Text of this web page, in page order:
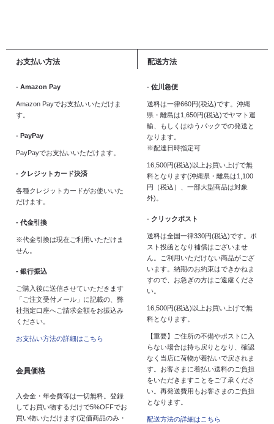
お支払い方法
- Amazon Pay
Amazon Payでお支払いいただけま
す。
- PayPay
PayPayでお支払いいただけます。
- クレジットカード決済
各種クレジットカードがお使いいた
だけます。
- 代金引換
※代金引換は現在ご利用いただけま
せん。
- 銀行振込
ご購入後に送信させていただきます
「ご注文受付メール」に記載の、弊
社指定口座へご請求金額をお振込み
ください。
お支払い方法の詳細はこちら
会員価格
入会金・年会費等は一切無料。登録
してお買い物するだけで5%OFFでお
買い物いただけます(定価商品のみ・
配送方法
- 佐川急便
送料は一律660円(税込)です。沖縄
県・離島は1,650円(税込)でヤマト運
輸、もしくはゆうパックでの発送と
なります。
※配達日時指定可
16,500円(税込)以上お買い上げで無
料となります(沖縄県・離島は1,100
円（税込）、一部大型商品は対象
外)。
- クリックポスト
送料は全国一律330円(税込)です。ポ
スト投函となり補償はございませ
ん。ご利用いただけない商品がござ
います。納期のお約束はできかねま
すので、お急ぎの方はご遠慮くださ
い。
16,500円(税込)以上お買い上げで無
料となります。
【重要】ご住所の不備やポストに入
らない場合は持ち戻りとなり、確認
なく当店に荷物が着払いで戻されま
す。お客さまに着払い送料のご負担
をいただきますことをご了承くださ
い。再発送費用もお客さまのご負担
となります。
配送方法の詳細はこちら